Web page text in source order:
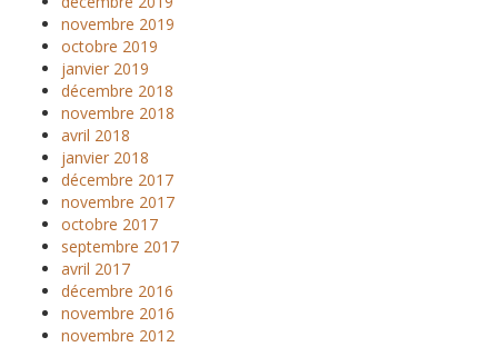
novembre 2019
octobre 2019
janvier 2019
décembre 2018
novembre 2018
avril 2018
janvier 2018
décembre 2017
novembre 2017
octobre 2017
septembre 2017
avril 2017
décembre 2016
novembre 2016
novembre 2012